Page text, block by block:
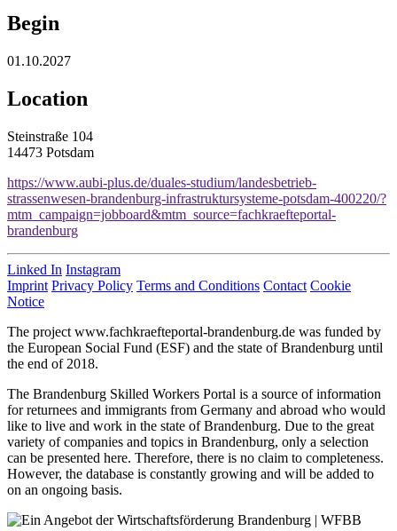
Begin
01.10.2027
Location
Steinstraße 104
14473 Potsdam
https://www.aubi-plus.de/duales-studium/landesbetrieb-
strassenwesen-brandenburg-infrastruktursysteme-potsdam-400220/?
mtm_campaign=jobboard&mtm_source=fachkraefteportal-
brandenburg
Linked In Instagram
Imprint Privacy Policy Terms and Conditions Contact Cookie
Notice
The project www.fachkraefteportal-brandenburg.de was funded by
the European Social Fund (ESF) and the state of Brandenburg until
the end of 2018.
The Brandenburg Skilled Workers Portal is a source of information
for returnees and immigrants from Germany and abroad who would
like to live and work in the state of Brandenburg. Due to the great
variety of companies and topics in Brandenburg, only a selection
can be presented here. Therefore, there is no claim to completeness.
However, the database is constantly growing and will be added to
on an ongoing basis.